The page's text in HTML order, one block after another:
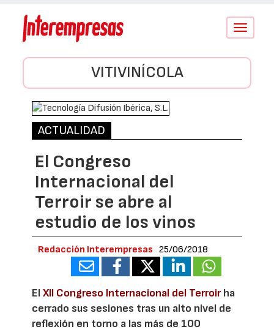
Conmutar
VITIVINÍCOLA
ACTUALIDAD
El Congreso
Internacional del
Terroir se abre al
estudio de los vinos
Redacción Interempresas 25/06/2018
ElXII Congreso Internacional del Terroirha
cerrado sus sesiones tras un alto nivel de
reflexión en torno a las más de 100